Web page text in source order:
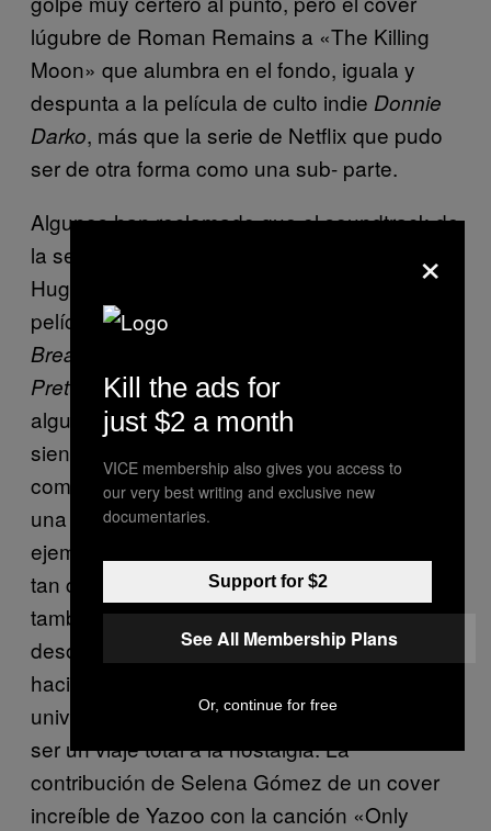
lúgubre de Roman Remains a «The Killing
Moon» que alumbra en el fondo, iguala y
despunta a la película de culto indie Donnie
Darko, más que la serie de Netflix que pudo
ser de otra forma como una sub- parte.
Algunos han reclamado que el soundtrack de
la serie es un homenaje directo a John
Huges, el director detrás de todas tus
películas icónicas de los 80s como
Breakfast Club
Pretty in Pink, y de una u otra forma hay
algunos instantes donde esas referencias se
sienten (anclando una canción particular
como «The Night We Met» de Lord Hurans a
una escena romántica como la del baile, por
ejemplo) pero no estoy segura que esto sea
tan claro como eso. Los clásicos de los 80s
también son reducidos junto a las pistas más
desoladoras de post-punk e indie acústicas,
haciendo que todo este asunto refleje más el
universo adolescente en general, en lugar de
ser un viaje total a la nostalgia. La
contribución de Selena Gómez de un cover
increíble de Yazoo con la canción «Only
×
Kill the ads for
just $2 a month
VICE membership also gives you access to
our very best writing and exclusive new
documentaries.
Support for $2
See All Membership Plans
Or, continue for free